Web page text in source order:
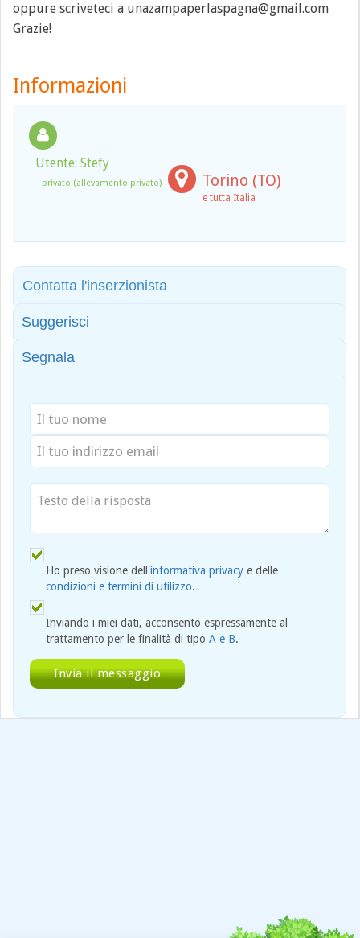
oppure scriveteci a unazampaperlaspagna@gmail.com
Grazie!
Informazioni
Utente: Stefy
privato (allevamento privato) Torino (TO)
e tutta Italia
Contatta l'inserzionista
Suggerisci
Segnala
Ho preso visione dell'informativa privacy e delle
condizioni e termini di utilizzo.
Inviando i miei dati, acconsento espressamente al
trattamento per le finalità di tipo A e B.